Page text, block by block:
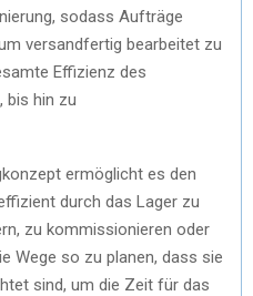
sodass Aufträge
versandfertig bearbeitet zu
Effizienz des
bis hin zu
ermöglicht es den
durch das Lager zu
zu kommissionieren oder
Wege so zu planen, dass sie
sind, um die Zeit für das